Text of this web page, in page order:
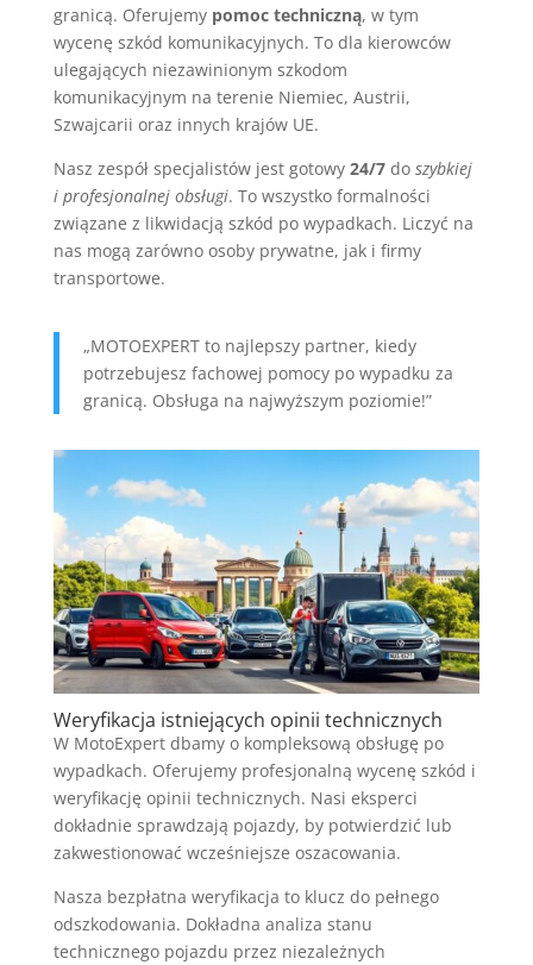
granicą. Oferujemy pomoc techniczną, w tym
wycenę szkód komunikacyjnych. To dla kierowców
ulegających niezawinionym szkodom
komunikacyjnym na terenie Niemiec, Austrii,
Szwajcarii oraz innych krajów UE.
Nasz zespół specjalistów jest gotowy 24/7do szybkiej
i profesjonalnej obsługi. To wszystko formalności
związane z likwidacją szkód po wypadkach. Liczyć na
nas mogą zarówno osoby prywatne, jak i firmy
transportowe.
„MOTOEXPERT to najlepszy partner, kiedy
potrzebujesz fachowej pomocy po wypadku za
granicą. Obsługa na najwyższym poziomie!”
Weryfikacja istniejących opinii technicznych
W MotoExpert dbamy o kompleksową obsługę po
wypadkach. Oferujemy profesjonalną wycenę szkód i
weryfikację opinii technicznych. Nasi eksperci
dokładnie sprawdzają pojazdy, by potwierdzić lub
zakwestionować wcześniejsze oszacowania.
Nasza bezpłatna weryfikacja to klucz do pełnego
odszkodowania. Dokładna analiza stanu
technicznego pojazdu przez niezależnych